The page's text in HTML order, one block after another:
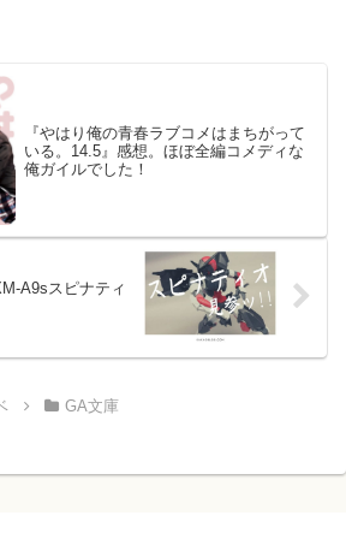
『やはり俺の青春ラブコメはまちがって
いる。14.5』感想。ほぼ全編コメディな
俺ガイルでした！
A9sスピナティ
GA文庫